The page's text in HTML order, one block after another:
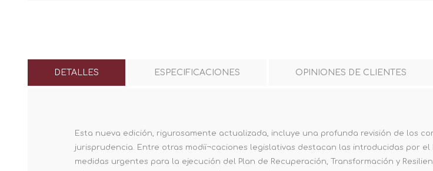
DETALLES ESPECIFICACIONES OPINIONES DE CLIENTES
Esta nueva edición, rigurosamente actualizada, incluye una profunda revisión de los
jurisprudencia. Entre otras modiï¬caciones legislativas destacan las introducidas por
medidas urgentes para la ejecución del Plan de Recuperación, Transformación y